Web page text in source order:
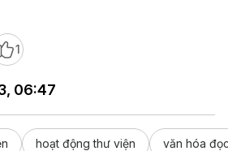
1
06:47
hoạt động thư viện văn hóa